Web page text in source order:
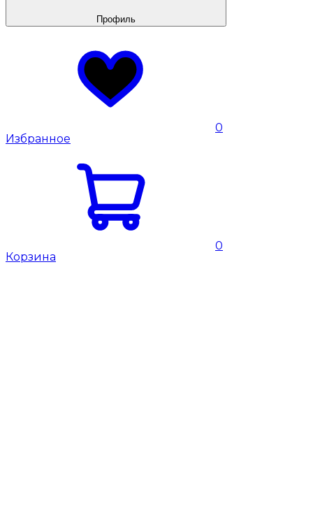
Профиль
0
Избранное
0
Корзина